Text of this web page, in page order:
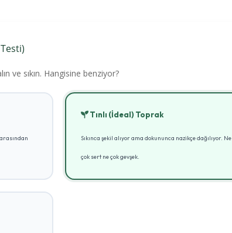
ve sıkın. Hangisine benziyor?
Tınlı (İdeal) Toprak
Sıkınca şekil alıyor ama dokununca nazikçe dağılıyor. Ne
çok sert ne çok gevşek.